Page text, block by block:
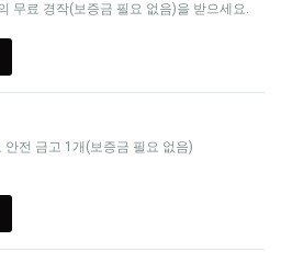
무료 경작(보증금 필요 없음)을 받으세요.
안전 금고 1개(보증금 필요 없음)